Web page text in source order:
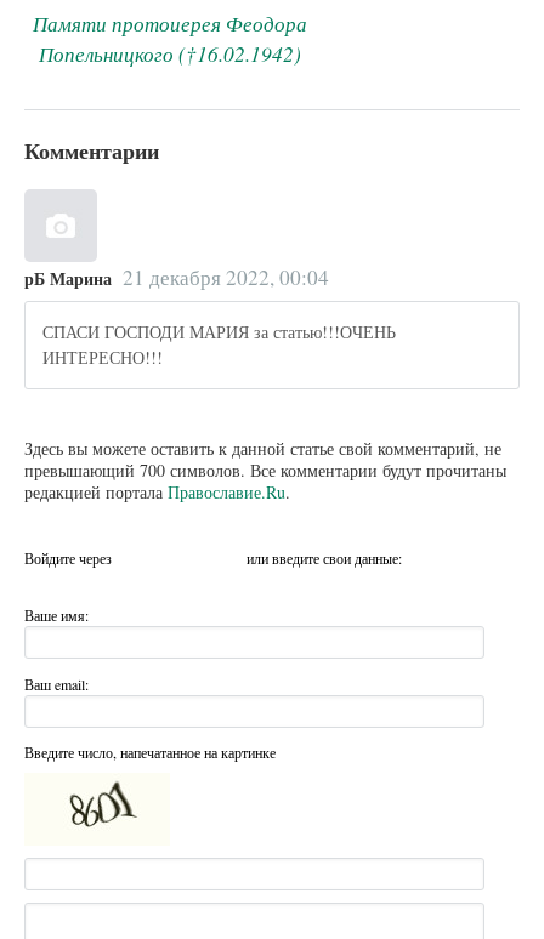
Памяти протоиерея Феодора
Попельницкого (†16.02.1942)
Комментарии
рБ Марина 21 декабря 2022, 00:04
СПАСИ ГОСПОДИ МАРИЯ за статью!!!ОЧЕНЬ
ИНТЕРЕСНО!!!
Здесь вы можете оставить к данной статье свой комментарий, не
превышающий 700 символов. Все комментарии будут прочитаны
редакцией портала Православие.Ru.
Войдите через или введите свои данные:
Ваше имя:
Ваш email:
Введите число, напечатанное на картинке